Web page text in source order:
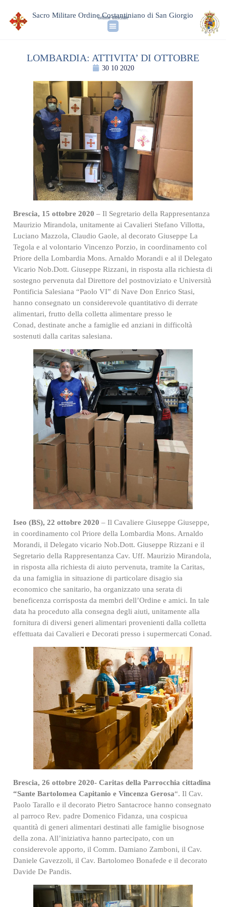
Sacro Militare Ordine Costantiniano di San Giorgio
ordine ufficiale
LOMBARDIA: ATTIVITA’ DI OTTOBRE
30 10 2020
Brescia, 15 ottobre 2020 – Il Segretario della Rappresentanza
Maurizio Mirandola, unitamente ai Cavalieri Stefano Villotta,
Luciano Mazzola, Claudio Gaole, al decorato Giuseppe La
Tegola e al volontario Vincenzo Porzio, in coordinamento col
Priore della Lombardia Mons. Arnaldo Morandi e al il Delegato
Vicario Nob.Dott. Giuseppe Rizzani, in risposta alla richiesta di
sostegno pervenuta dal Direttore del postnoviziato e Università
Pontificia Salesiana “Paolo VI” di Nave Don Enrico Stasi,
hanno consegnato un considerevole quantitativo di derrate
alimentari, frutto della colletta alimentare presso le
Conad, destinate anche a famiglie ed anziani in difficoltà
sostenuti dalla caritas salesiana.
Iseo (BS), 22 ottobre 2020 – Il Cavaliere Giuseppe Giuseppe,
in coordinamento col Priore della Lombardia Mons. Arnaldo
Morandi, il Delegato vicario Nob.Dott. Giuseppe Rizzani e il
Segretario della Rappresentanza Cav. Uff. Maurizio Mirandola,
in risposta alla richiesta di aiuto pervenuta, tramite la Caritas,
da una famiglia in situazione di particolare disagio sia
economico che sanitario, ha organizzato una serata di
beneficenza corrisposta da membri dell’Ordine e amici. In tale
data ha proceduto alla consegna degli aiuti, unitamente alla
fornitura di diversi generi alimentari provenienti dalla colletta
effettuata dai Cavalieri e Decorati presso i supermercati Conad.
Brescia, 26 ottobre 2020- Caritas della Parrocchia cittadina
“Sante Bartolomea Capitanio e Vincenza Gerosa“. Il Cav.
Paolo Tarallo e il decorato Pietro Santacroce hanno consegnato
al parroco Rev. padre Domenico Fidanza, una cospicua
quantità di generi alimentari destinati alle famiglie bisognose
della zona. All’iniziativa hanno partecipato, con un
considerevole apporto, il Comm. Damiano Zamboni, il Cav.
Daniele Gavezzoli, il Cav. Bartolomeo Bonafede e il decorato
Davide De Pandis.